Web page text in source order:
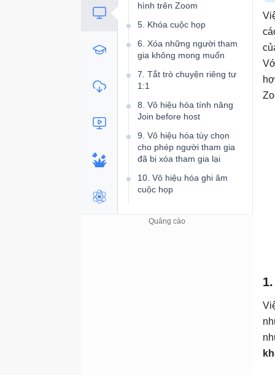
hình trên Zoom
5. Khóa cuộc họp
6. Xóa những người tham
gia không mong muốn
7. Tắt trò chuyện riêng tư
1:1
8. Vô hiệu hóa tính năng
Join before host
9. Vô hiệu hóa tùy chọn
cho phép người tham gia
đã bị xóa tham gia lại
10. Vô hiệu hóa ghi âm
cuộc họp
tư cách admin